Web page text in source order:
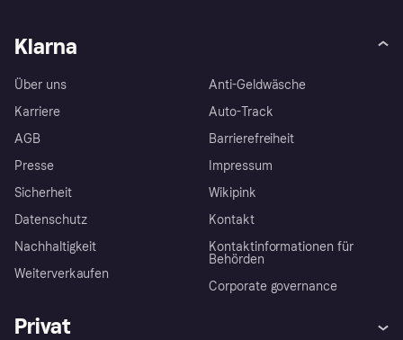
Klarna
Über uns
Karriere
AGB
Presse
Sicherheit
Datenschutz
Nachhaltigkeit
Weiterverkaufen
Anti-Geldwäsche
Auto-Track
Barrierefreiheit
Impressum
Wikipink
Kontakt
Kontaktinformationen für
Behörden
Corporate governance
Privat